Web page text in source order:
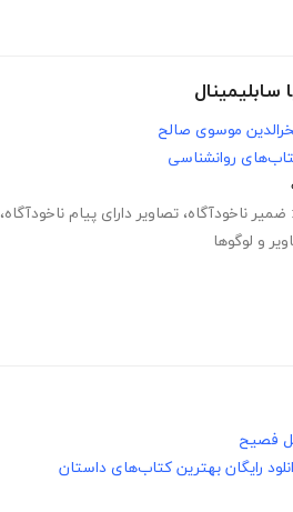
سابلیمینال
موسوی صالح
روانشناسی
ضمیر ناخودآگاه، تصاویر دارای پیام ناخودآگاه،
و لوگوها
فصیح
رایگان بهترین کتاب‌های داستان